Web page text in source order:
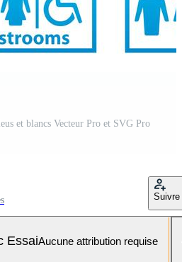
et blancs Vecteur Pro et SVG Pro
Suivre
EssaiAucune attribution requise